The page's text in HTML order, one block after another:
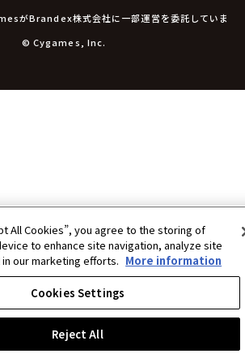
ーがBrandex株式会社に一部運営を委託していま
© Cygames, Inc.
All Cookies”, you agree to the storing of
to enhance site navigation, analyze site
our marketing efforts. More information
Cookies Settings
Reject All